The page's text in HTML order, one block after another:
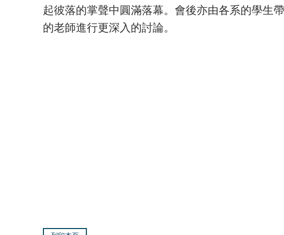
起彼落的掌聲中圓滿落幕。會後亦由各系的學生
的老師進行更深入的討論。